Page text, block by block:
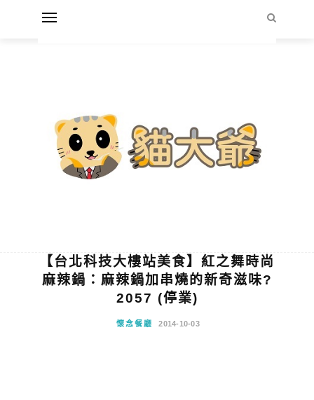
【台北科技大樓站美食】紅之舞時尚
麻辣鍋：麻辣鍋加串燒的新奇滋味?
2057 (停業)
懷念餐廳 2014-10-03